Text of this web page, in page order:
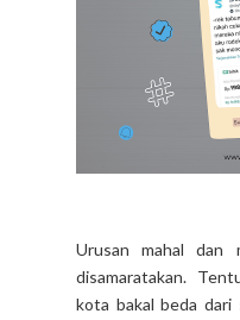
Urusan mahal dan
disamaratakan.
kota bakal beda dari